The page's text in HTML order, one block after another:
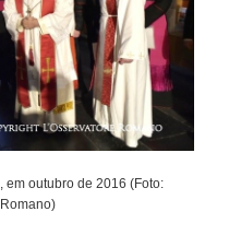
em outubro de 2016 (Foto: